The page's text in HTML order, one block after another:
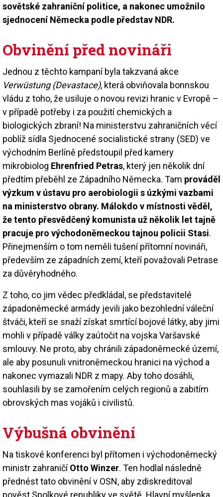
sovětské zahraniční politice, a nakonec umožnilo
sjednocení Německa podle představ NDR.
Obvinění před novináři
Jednou z těchto kampaní byla takzvaná akce
Verwüstung (Devastace), která obviňovala bonnskou
vládu z toho, že usiluje o novou revizi hranic v Evropě –
v případě potřeby i za použití chemických a
biologických zbraní! Na ministerstvu zahraničních věcí
poblíž sídla Sjednocené socialistické strany (SED) ve
východním Berlíně předstoupil před kamery
mikrobiolog Ehrenfried Petras, který jen několik dní
předtím přeběhl ze Západního Německa. Tam prováděl
výzkum v ústavu pro aerobiologii s úzkými vazbami
na ministerstvo obrany. Málokdo v místnosti věděl,
že tento přesvědčený komunista už několik let tajně
pracuje pro východoněmeckou tajnou policii Stasi.
Přinejmenším o tom neměli tušení přítomní novináři,
především ze západních zemí, kteří považovali Petrase
za důvěryhodného.
Z toho, co jim vědec předkládal, se představitelé
západoněmecké armády jevili jako bezohlední váleční
štváči, kteří se snaží získat smrtící bojové látky, aby jimi
mohli v případě války zaútočit na vojska Varšavské
smlouvy. Ne proto, aby chránili západoněmecké území,
ale aby posunuli vnitroněmeckou hranici na východ a
nakonec vymazali NDR z mapy. Aby toho dosáhli,
souhlasili by se zamořením celých regionů a zabitím
obrovských mas vojáků i civilistů.
Výbušná obvinění
Na tiskové konferenci byl přítomen i východoněmecký
ministr zahraničíOtto Winzer. Ten hodlal následně
přednést tato obvinění v OSN, aby zdiskreditoval
pověst Spolkové republiky ve světě. Hlavní myšlenka